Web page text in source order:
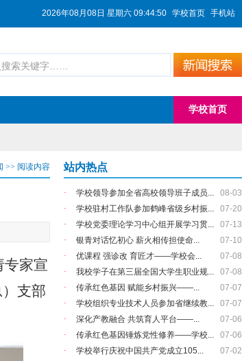
2026年08月08日 星期六 09:44:51 学校首页 手机站
学校首页
>> 阅读内容
专家宣
支部
站内热点
· 学校领导参加全省高校领导班子成员...
08-03
·
学校驻村工作队参加鹤峰省级乡村振...
07-20
·
学校党委理论学习中心组开展学习贯...
07-13
·
银青对话忆初心 薪火相传担使命...
07-10
·
优课程 强诊改 育匠才——学校会...
07-08
·
我校学子在第三届全国大学生职业规...
07-08
·
传承红色基因 赋能乡村振兴——...
07-07
·
学校组织专业技术人员参加省继续教...
07-07
·
深化产教融合 共筑育人平台——...
07-06
·
传承红色基因锤炼党性修养——学校...
07-06
·
学校举行庆祝中国共产党成立105...
07-02